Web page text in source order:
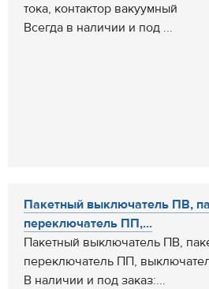
тока, контактор вакуумный
Всегда в наличии и под ...
Пакетный выключатель ПВ,
переключатель ПП,...
Пакетный выключатель ПВ,
переключатель ПП,
В наличии и под заказ:...